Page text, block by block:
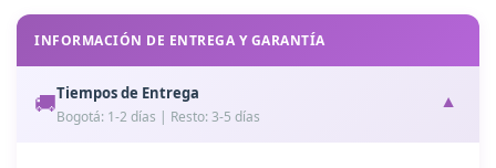
INFORMACIÓN DE ENTREGA Y GARANTÍA
🚚Tiempos de Entrega
Bogotá: 1-2 días | Resto: 3-5 días ▼